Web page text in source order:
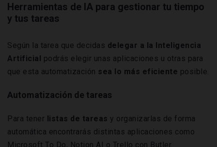
Herramientas de IA para gestionar tu tiempo
y tus tareas
Según la tarea que decidas delegar a la Inteligencia
Artificial podrás elegir unas aplicaciones u otras para
que esta automatización sea lo más eficiente posible.
Automatización de tareas
Para tener listas de tareas y organizarlas de forma
automática encontrarás distintas aplicaciones como
Microsoft To Do, Notion AI o Trello con Butler.